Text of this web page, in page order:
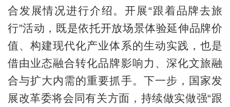
合发展情况进行介绍。开展“跟着品牌去旅
行”活动，既是依托开放场景体验延伸品牌价
值、构建现代化产业体系的生动实践，也是
借由业态融合转化品牌影响力、深化文旅融
合与扩大内需的重要抓手。下一步，国家发
展改革委将会同有关方面，持续做实做强“跟